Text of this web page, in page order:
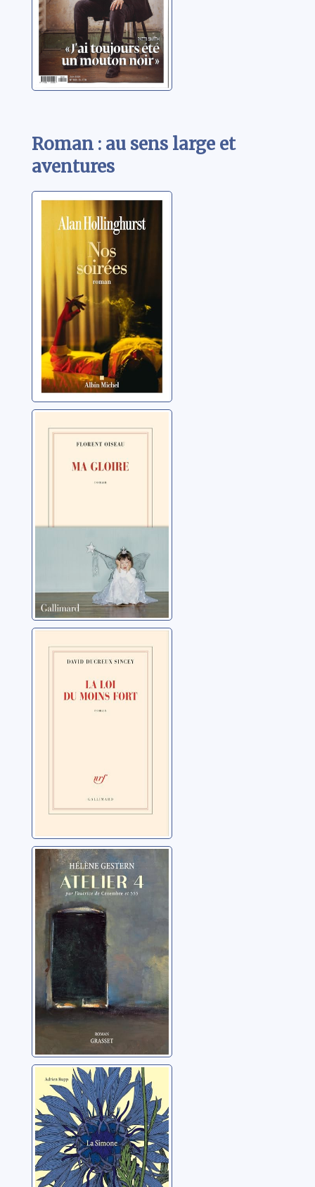
Roman : au sens large et
aventures
Nos soirées
Hollinghurst, Alan
Ma gloire
Oiseau, Florent
La Loi du moins
Ducreux Sincey, David
Atelier 4
Gestern, Hélène
La Simone
Rupp, Adrien